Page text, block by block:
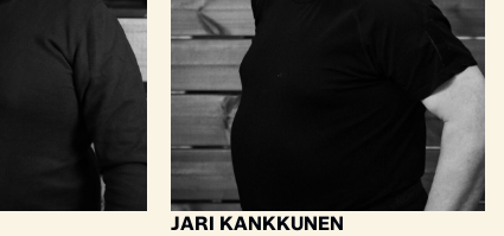
JARI KANKKUNEN